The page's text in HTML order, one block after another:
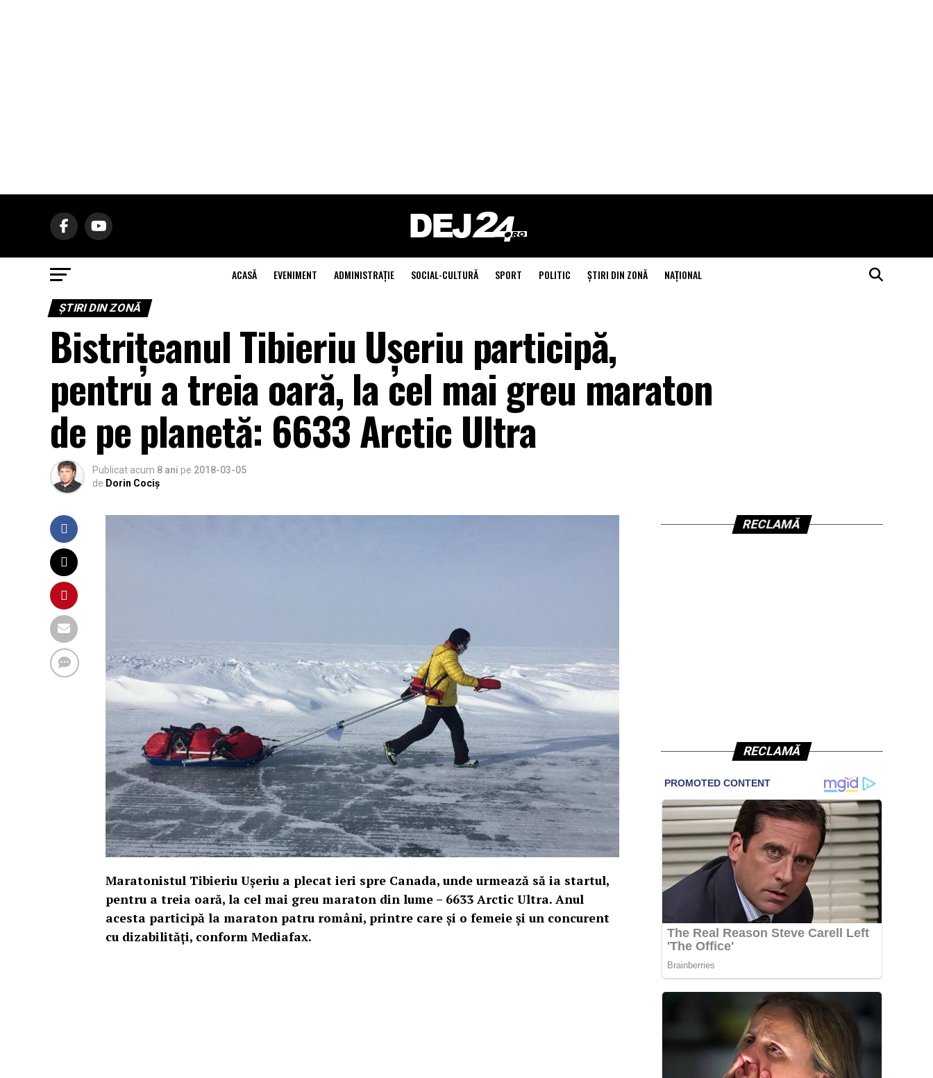
ACASĂ EVENIMENT ADMINISTRAŢIE SOCIAL-CULTURĂ SPORT POLITIC ŞTIRI DIN ZONĂ NAŢIONAL
ŞTIRI DIN ZONĂ
Bistrițeanul Tibieriu Uşeriu participă,
pentru a treia oară, la cel mai greu maraton
de pe planetă: 6633 Arctic Ultra
Publicat acum 8 ani pe 2018-03-05
de Dorin Cociș
Maratonistul Tibieriu Uşeriu a plecat ieri spre Canada, unde urmează să ia startul,
pentru a treia oară, la cel mai greu maraton din lume – 6633 Arctic Ultra. Anul
acesta participă la maraton patru români, printre care şi o femeie şi un concurent
cu dizabilităţi, conform Mediafax.
RECLAMĂ
RECLAMĂ